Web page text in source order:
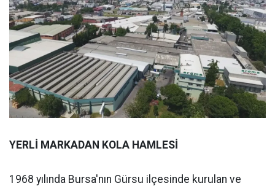
YERLİ MARKADAN KOLA HAMLESİ
1968 yılında Bursa'nın Gürsu ilçesinde kurulan ve